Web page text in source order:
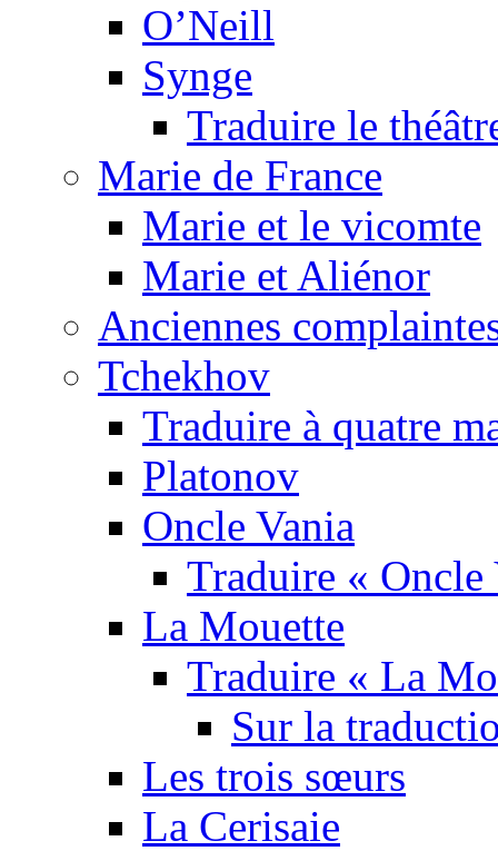
O’Neill
Synge
Traduire le
Marie de France
Marie et le vicomte
Marie et Aliénor
Anciennes
Tchekhov
Traduire à quatre
Platonov
Oncle Vania
Traduire « Oncle
La Mouette
Traduire « La
Sur la
Les trois sœurs
La Cerisaie